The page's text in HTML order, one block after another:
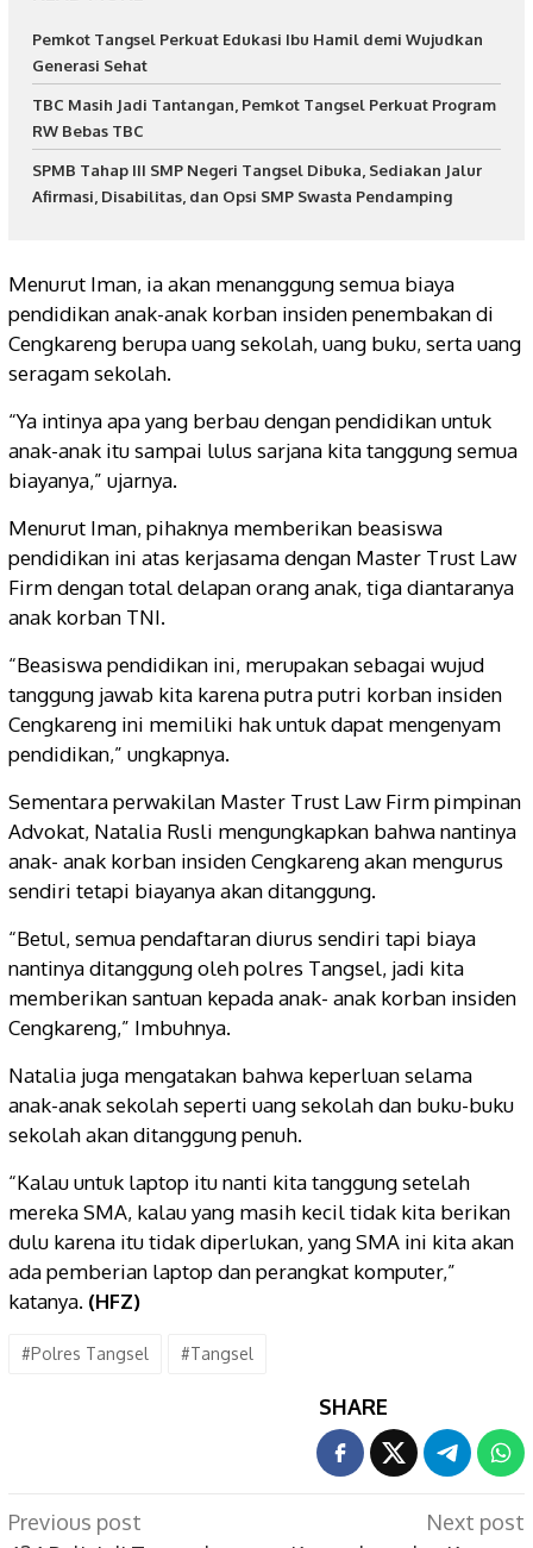
Pemkot Tangsel Perkuat Edukasi Ibu Hamil demi Wujudkan
Generasi Sehat
TBC Masih Jadi Tantangan, Pemkot Tangsel Perkuat Program
RW Bebas TBC
SPMB Tahap III SMP Negeri Tangsel Dibuka, Sediakan Jalur
Afirmasi, Disabilitas, dan Opsi SMP Swasta Pendamping
Menurut Iman, ia akan menanggung semua biaya
pendidikan anak-anak korban insiden penembakan di
Cengkareng berupa uang sekolah, uang buku, serta uang
seragam sekolah.
“Ya intinya apa yang berbau dengan pendidikan untuk
anak-anak itu sampai lulus sarjana kita tanggung semua
biayanya,” ujarnya.
Menurut Iman, pihaknya memberikan beasiswa
pendidikan ini atas kerjasama dengan Master Trust Law
Firm dengan total delapan orang anak, tiga diantaranya
anak korban TNI.
“Beasiswa pendidikan ini, merupakan sebagai wujud
tanggung jawab kita karena putra putri korban insiden
Cengkareng ini memiliki hak untuk dapat mengenyam
pendidikan,” ungkapnya.
Sementara perwakilan Master Trust Law Firm pimpinan
Advokat, Natalia Rusli mengungkapkan bahwa nantinya
anak- anak korban insiden Cengkareng akan mengurus
sendiri tetapi biayanya akan ditanggung.
“Betul, semua pendaftaran diurus sendiri tapi biaya
nantinya ditanggung oleh polres Tangsel, jadi kita
memberikan santuan kepada anak- anak korban insiden
Cengkareng,” Imbuhnya.
Natalia juga mengatakan bahwa keperluan selama
anak-anak sekolah seperti uang sekolah dan buku-buku
sekolah akan ditanggung penuh.
“Kalau untuk laptop itu nanti kita tanggung setelah
mereka SMA, kalau yang masih kecil tidak kita berikan
dulu karena itu tidak diperlukan, yang SMA ini kita akan
ada pemberian laptop dan perangkat komputer,”
katanya. (HFZ)
#Polres Tangsel #Tangsel
SHARE
Post
Previous post
Next post